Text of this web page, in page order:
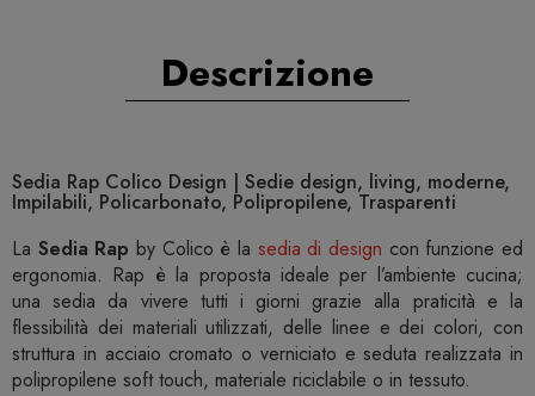
Descrizione
Sedia Rap Colico Design | Sedie design, living, moderne,
Impilabili, Policarbonato, Polipropilene, Trasparenti
La Sedia Rap by Colico è la sedia di design con funzione ed
ergonomia. Rap è la proposta ideale per l’ambiente cucina;
una sedia da vivere tutti i giorni grazie alla praticità e la
flessibilità dei materiali utilizzati, delle linee e dei colori, con
struttura in acciaio cromato o verniciato e seduta realizzata in
polipropilene soft touch, materiale riciclabile o in tessuto.